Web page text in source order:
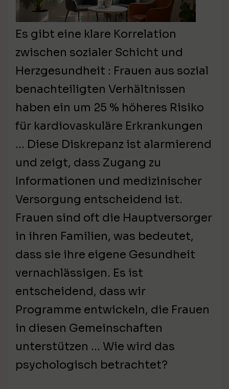
Es gibt eine klare Korrelation
zwischen sozialer Schicht und
Herzgesundheit : Frauen aus sozial
benachteiligten Verhältnissen
haben ein um 25 % höheres Risiko
für kardiovaskuläre Erkrankungen
… Diese Diskrepanz ist alarmierend
und zeigt, dass Zugang zu
Informationen und medizinischer
Versorgung entscheidend ist.
Frauen sind oft die Hauptversorger
in ihren Familien, was bedeutet,
dass sie ihre eigene Gesundheit
vernachlässigen. Es ist
entscheidend, dass wir
Programme entwickeln, die Frauen
in diesen Gemeinschaften
unterstützen … Wie wird das
psychologisch betrachtet?